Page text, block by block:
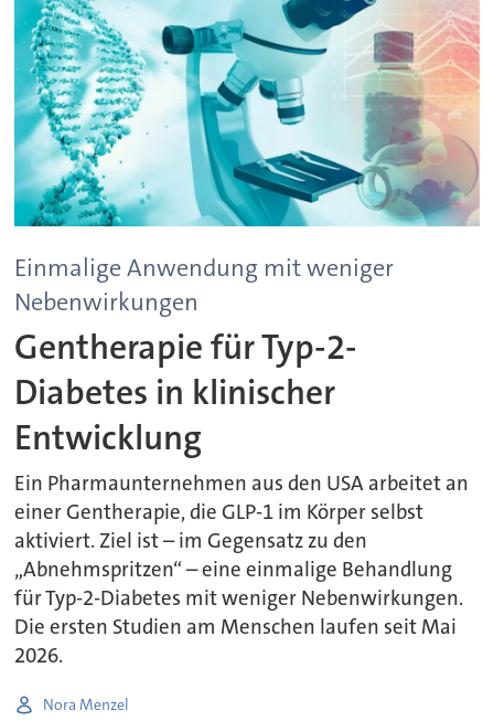
Einmalige Anwendung mit weniger
Nebenwirkungen
Gentherapie für Typ-2-
Diabetes in klinischer
Entwicklung
Ein Pharmaunternehmen aus den USA arbeitet an
einer Gentherapie, die GLP-1 im Körper selbst
aktiviert. Ziel ist – im Gegensatz zu den
„Abnehmspritzen“ – eine einmalige Behandlung
für Typ-2-Diabetes mit weniger Nebenwirkungen.
Die ersten Studien am Menschen laufen seit Mai
2026.
Nora Menzel